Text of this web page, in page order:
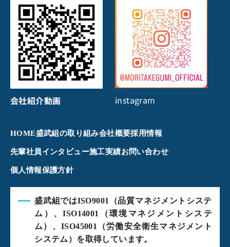
会社紹介動画 instagram
HOME盛武組の取り組み会社概要採用情報
先輩社員インタビュー施工実績お問い合わせ
個人情報保護方針
盛武組ではISO9001（品質マネジメントシステ
ム）、ISO14001（環境マネジメントシステ
ム）、ISO45001（労働安全衛生マネジメント
システム）を取得しています。